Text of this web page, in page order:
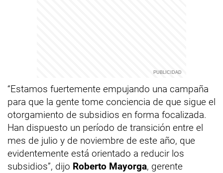
“Estamos fuertemente empujando una campaña
para que la gente tome conciencia de que sigue el
otorgamiento de subsidios en forma focalizada.
Han dispuesto un período de transición entre el
mes de julio y de noviembre de este año, que
evidentemente está orientado a reducir los
subsidios”, dijo Roberto Mayorga, gerente